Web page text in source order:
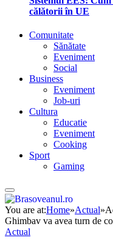
călătorii în UE
Comunitate
Sănătate
Eveniment
Social
Business
Eveniment
Job-uri
Cultura
Educatie
Eveniment
Cooking
Sport
Gaming
You are at:Home»Actual»
Ghimbav va avea turn de
Actual